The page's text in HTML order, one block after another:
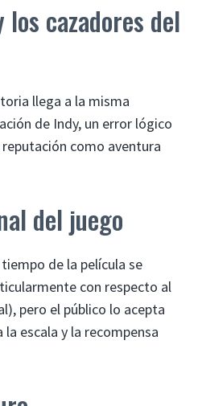
los cazadores del
llega a la misma
de Indy, un error lógico
como aventura
del juego
de la película se
con respecto al
pero el público lo acepta
escala y la recompensa